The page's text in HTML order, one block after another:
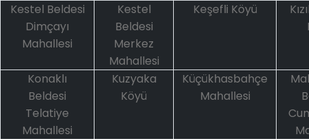
Kestel Beldesi
Dimçayı
Mahallesi
Kestel
Beldesi
Merkez
Mahallesi
Keşefli Köyü
Konaklı
Beldesi
Telatiye
Mahallesi
Kuzyaka
Köyü
Küçükhasbahçe
Mahallesi